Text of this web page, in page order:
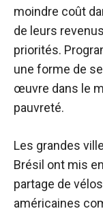
moindre coût
de leurs
priorités.
une forme de
œuvre dans le
pauvreté.
Les grandes
Brésil ont mis
partage de
américaines